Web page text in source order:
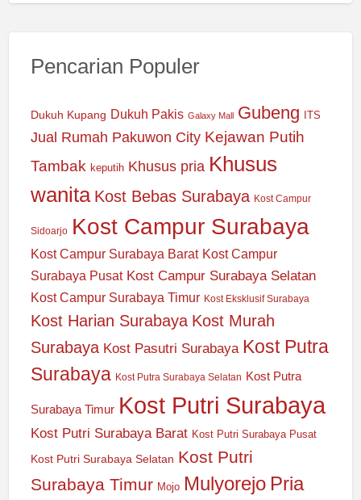
Pencarian Populer
Dukuh Kupang Dukuh Pakis Galaxy Mall Gubeng ITS
Jual Rumah Pakuwon City Kejawan Putih
Tambak keputih Khusus pria Khusus
wanita Kost Bebas Surabaya Kost Campur
Sidoarjo Kost Campur Surabaya
Kost Campur Surabaya Barat Kost Campur
Surabaya Pusat Kost Campur Surabaya Selatan
Kost Campur Surabaya Timur Kost Eksklusif Surabaya
Kost Harian Surabaya Kost Murah
Surabaya Kost Pasutri Surabaya Kost Putra
Surabaya Kost Putra Surabaya Selatan Kost Putra
Surabaya Timur Kost Putri Surabaya
Kost Putri Surabaya Barat Kost Putri Surabaya Pusat
Kost Putri Surabaya Selatan Kost Putri
Surabaya Timur Mojo Mulyorejo Pria